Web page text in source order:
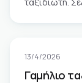
13/4/2026
Γαμήλιο